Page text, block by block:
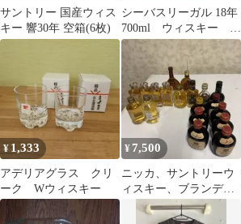
サントリー 国産ウィス
キー 響30年 空箱(6枚)
シーバスリーガル 18年
700ml ウィスキー 新
品
¥ 1,333
アデリアグラス クリ
ーク Wウィスキー
¥ 7,500
ニッカ、サントリーウ
ィスキー、ブランデー
等 ミニボトル まとめ売